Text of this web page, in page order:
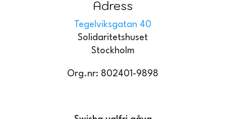
Adress
Tegelviksgatan 40
Solidaritetshuset
Stockholm
Org.nr: 802401-9898